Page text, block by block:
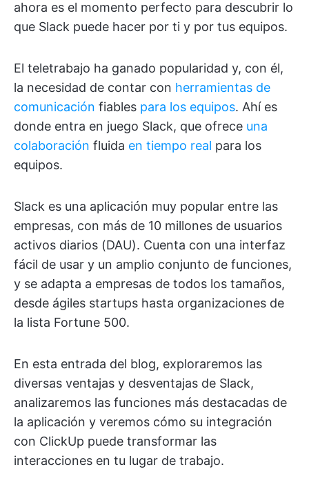
ahora es el momento perfecto para descubrir lo
que Slack puede hacer por ti y por tus equipos.
El teletrabajo ha ganado popularidad y, con él,
la necesidad de contar con herramientas de
comunicación fiables para los equipos. Ahí es
donde entra en juego Slack, que ofrece una
colaboración fluida en tiempo real para los
equipos.
Slack es una aplicación muy popular entre las
empresas, con más de 10 millones de usuarios
activos diarios (DAU). Cuenta con una interfaz
fácil de usar y un amplio conjunto de funciones,
y se adapta a empresas de todos los tamaños,
desde ágiles startups hasta organizaciones de
la lista Fortune 500.
En esta entrada del blog, exploraremos las
diversas ventajas y desventajas de Slack,
analizaremos las funciones más destacadas de
la aplicación y veremos cómo su integración
con ClickUp puede transformar las
interacciones en tu lugar de trabajo.